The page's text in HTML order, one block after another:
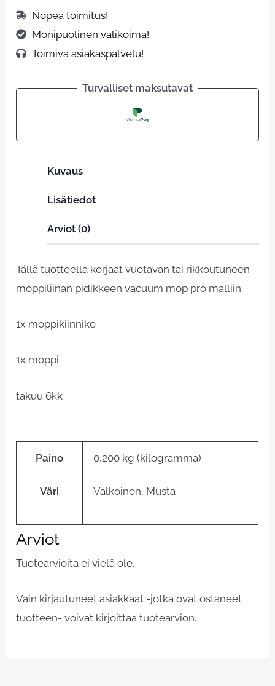
Nopea toimitus!
Monipuolinen valikoima!
Toimiva asiakaspalvelu!
Turvalliset maksutavat
Kuvaus
Lisätiedot
Arviot (0)
Tällä tuotteella korjaat vuotavan tai rikkoutuneen
moppiliinan pidikkeen vacuum mop pro malliin.
1x moppikiinnike
1x moppi
takuu 6kk
Paino 0,200 kg (kilogramma)
Väri Valkoinen, Musta
Arviot
Tuotearvioita ei vielä ole.
Vain kirjautuneet asiakkaat -jotka ovat ostaneet
tuotteen- voivat kirjoittaa tuotearvion.